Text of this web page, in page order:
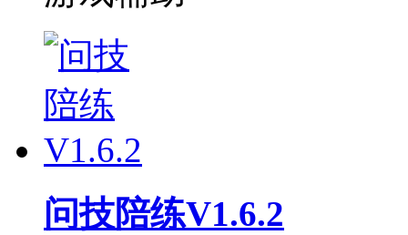
问技陪练V1.6.2